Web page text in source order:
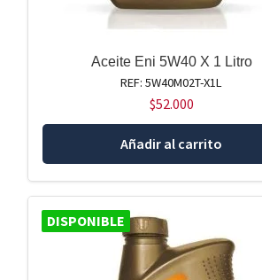
Aceite Eni 5W40 X 1 Litro
REF: 5W40M02T-X1L
$52.000
Añadir al carrito
DISPONIBLE